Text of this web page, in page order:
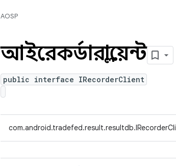
AOSP
আইরেকর্ডারক্লায়েন্ট
public interface IRecorderClient